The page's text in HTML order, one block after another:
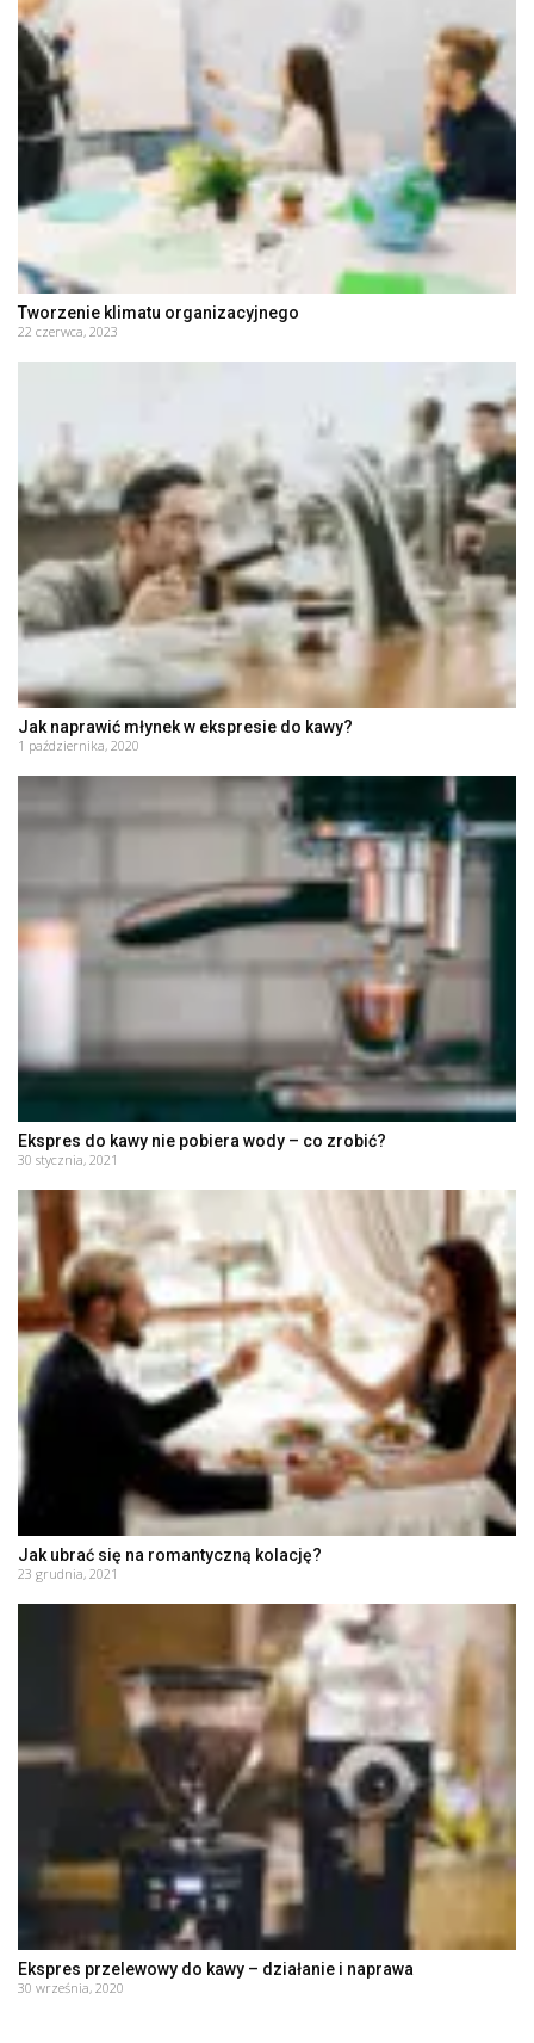
Tworzenie klimatu organizacyjnego
22 czerwca, 2023
Jak naprawić młynek w ekspresie do kawy?
1 października, 2020
Ekspres do kawy nie pobiera wody – co zrobić?
30 stycznia, 2021
Jak ubrać się na romantyczną kolację?
23 grudnia, 2021
Ekspres przelewowy do kawy – działanie i naprawa
30 września, 2020